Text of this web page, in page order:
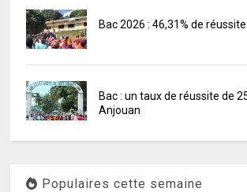
Bac 2026 : 46,31% de
Bac : un taux de réussite de
Anjouan
Populaires cette semaine